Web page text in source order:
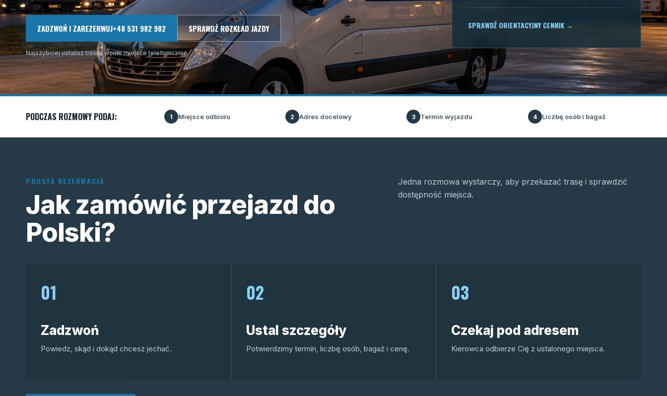
ZADZWOŃ I ZAREZERWUJ+48 531 982 982 SPRAWDŹ ROZKŁAD JAZDY
Najszybciej ustalisz trasę i wolne miejsce telefonicznie.
SPRAWDŹ ORIENTACYJNY CENNIK →
PODCZAS ROZMOWY PODAJ: 1 Miejsce odbioru 2 Adres docelowy 3 Termin wyjazdu 4 Liczbę osób i bagaż
PROSTA REZERWACJA
Jak zamówić przejazd do
Polski?
Jedna rozmowa wystarczy, aby przekazać trasę i sprawdzić
dostępność miejsca.
01
Zadzwoń
Powiedz, skąd i dokąd chcesz jechać.
02
Ustal szczegóły
Potwierdzimy termin, liczbę osób, bagaż i cenę.
03
Czekaj pod adresem
Kierowca odbierze Cię z ustalonego miejsca.